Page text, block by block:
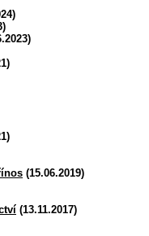
(15.06.2019)
(13.11.2017)